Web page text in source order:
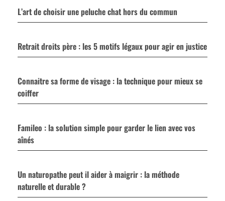
L’art de choisir une peluche chat hors du commun
Retrait droits père : les 5 motifs légaux pour agir en justice
Connaitre sa forme de visage : la technique pour mieux se
coiffer
Famileo : la solution simple pour garder le lien avec vos
aînés
Un naturopathe peut il aider à maigrir : la méthode
naturelle et durable ?